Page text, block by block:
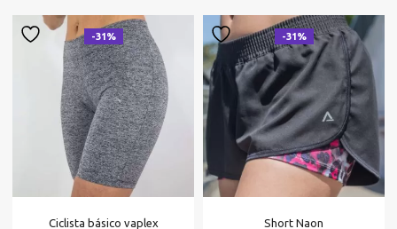
-31%
Ciclista básico vaplex
-31%
Short Naon